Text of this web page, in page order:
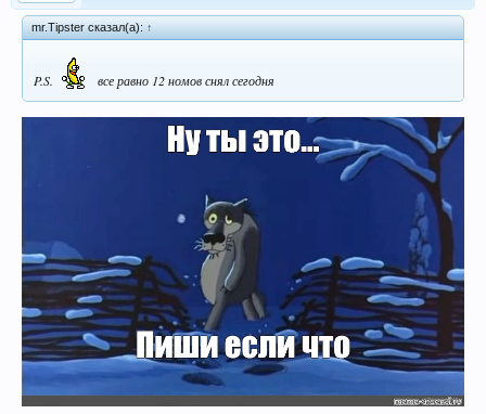
mr.Tipster сказал(а): ↑
P.S. все равно 12 номов снял сегодня